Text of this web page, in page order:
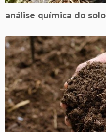
análise química do solo